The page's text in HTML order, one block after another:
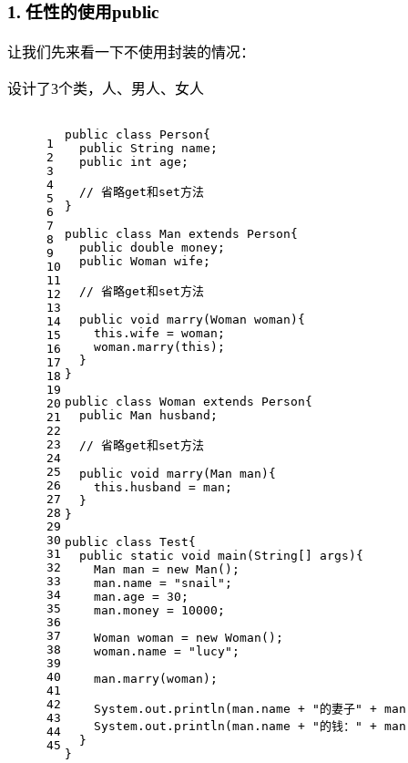
1. 任性的使用public
让我们先来看一下不使用封装的情况：
设计了3个类，人、男人、女人
1
2
3
4
5
6
7
8
9
10
11
12
13
14
15
16
17
18
19
20
21
22
23
24
25
26
27
28
29
30
31
32
33
34
35
36
37
38
39
40
41
42
43
44
45
public class Person{
public String name;
public
int age;
// 省略get和set方法
}
public
class Man extends Person{
public double money;
public Woman wife;
// 省略get和set方法
public void marry(Woman woman) {
this .wife = woman;
    woman.marry(
this );
  }
}
public
class Woman extends Person{
public Man husband;
// 省略get和set方法
public void marry(Man man) {
this .husband = man;
  }
}
public
class Test{
public
static void main (String[] args) {
    Man man =
new Man();
    man.name =
"snail" ;
    man.age =
30 ;
    man.money =
10000 ;
    Woman woman =
new Woman();
    woman.name =
"lucy" ;
    man.marry(woman);
    System.out.println(man.name +
"的妻子"
+
    System.out.println(man.name +
"的钱："
+
  }
}